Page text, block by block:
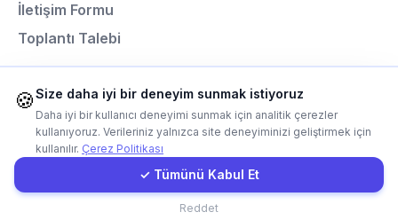
İletişim Formu
Toplantı Talebi
Programlama Dilleri
Next.js
React
Müşteri Girişi
🍪Size daha iyi bir deneyim sunmak istiyoruz
Daha iyi bir kullanıcı deneyimi sunmak için analitik çerezler
kullanıyoruz. Verileriniz yalnızca site deneyiminizi geliştirmek için
kullanılır. Çerez Politikası
✓ Tümünü Kabul Et
Reddet